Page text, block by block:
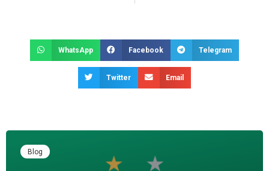
WhatsApp Facebook Telegram
Twitter Email
Blog